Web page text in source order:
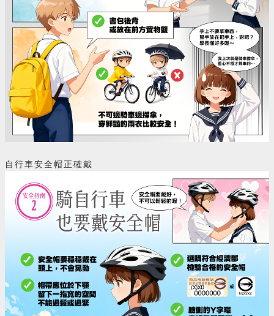
自行車安全帽正確戴